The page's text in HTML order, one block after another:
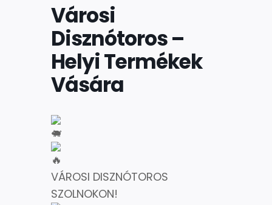
Városi
Disznótoros –
Helyi Termékek
Vására
VÁROSI DISZNÓTOROS
SZOLNOKON!